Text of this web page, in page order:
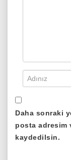
Daha sonraki
posta adresim
kaydedilsin.